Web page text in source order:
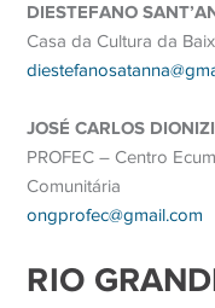
DIESTEFANO
Casa da Cultura da
JOSÉ CARLOS
PROFEC – Centro
Comunitária
ongprofec@gmail.com
RIO